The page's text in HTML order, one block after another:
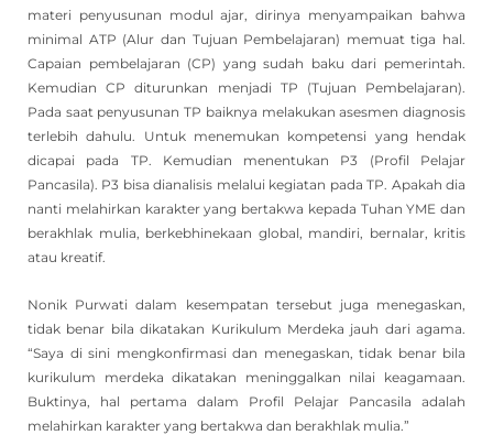
materi penyusunan modul ajar, dirinya menyampaikan bahwa
minimal ATP (Alur dan Tujuan Pembelajaran) memuat tiga hal.
Capaian pembelajaran (CP) yang sudah baku dari pemerintah.
Kemudian CP diturunkan menjadi TP (Tujuan Pembelajaran).
Pada saat penyusunan TP baiknya melakukan asesmen diagnosis
terlebih dahulu. Untuk menemukan kompetensi yang hendak
dicapai pada TP. Kemudian menentukan P3 (Profil Pelajar
Pancasila). P3 bisa dianalisis melalui kegiatan pada TP. Apakah dia
nanti melahirkan karakter yang bertakwa kepada Tuhan YME dan
berakhlak mulia, berkebhinekaan global, mandiri, bernalar, kritis
atau kreatif.
Nonik Purwati dalam kesempatan tersebut juga menegaskan,
tidak benar bila dikatakan Kurikulum Merdeka jauh dari agama.
“Saya di sini mengkonfirmasi dan menegaskan, tidak benar bila
kurikulum merdeka dikatakan meninggalkan nilai keagamaan.
Buktinya, hal pertama dalam Profil Pelajar Pancasila adalah
melahirkan karakter yang bertakwa dan berakhlak mulia.”